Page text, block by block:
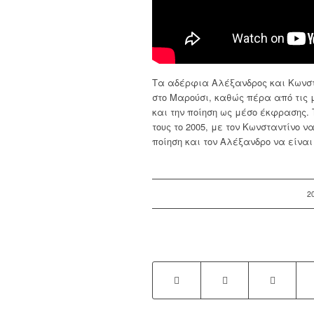
Τα αδέρφια Αλέξανδρος και
στο Μαρούσι, καθώς πέρα από τις
και την ποίηση ως μέσο
τους το 2005, με τον Κωνσταντίνο
ποίηση και τον Αλέξανδρο να
/